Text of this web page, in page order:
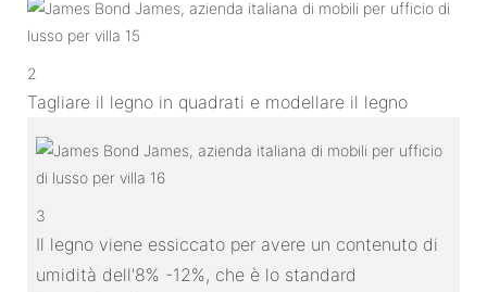
2
Tagliare il legno in quadrati e modellare il legno
3
Il legno viene essiccato per avere un contenuto di
umidità dell'8% -12%, che è lo standard